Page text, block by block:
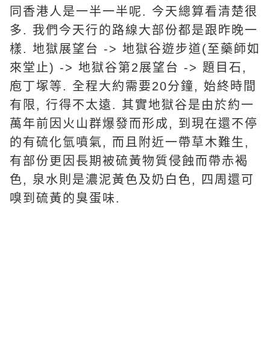
同香港人是一半一半呢. 今天總算看清楚很
多. 我們今天行的路線大部份都是跟昨晚一
樣. 地獄展望台 -> 地獄谷遊步道(至藥師如
來堂止) -> 地獄谷第2展望台 -> 題目石,
庖丁塚等. 全程大約需要20分鐘, 始終時間
有限, 行得不太遠. 其實地獄谷是由於約一
萬年前因火山群爆發而形成, 到現在還不停
的有硫化氫噴氣, 而且附近一帶草木難生,
有部份更因長期被硫黃物質侵蝕而帶赤褐
色, 泉水則是濃泥黃色及奶白色, 四周還可
嗅到硫黃的臭蛋味.